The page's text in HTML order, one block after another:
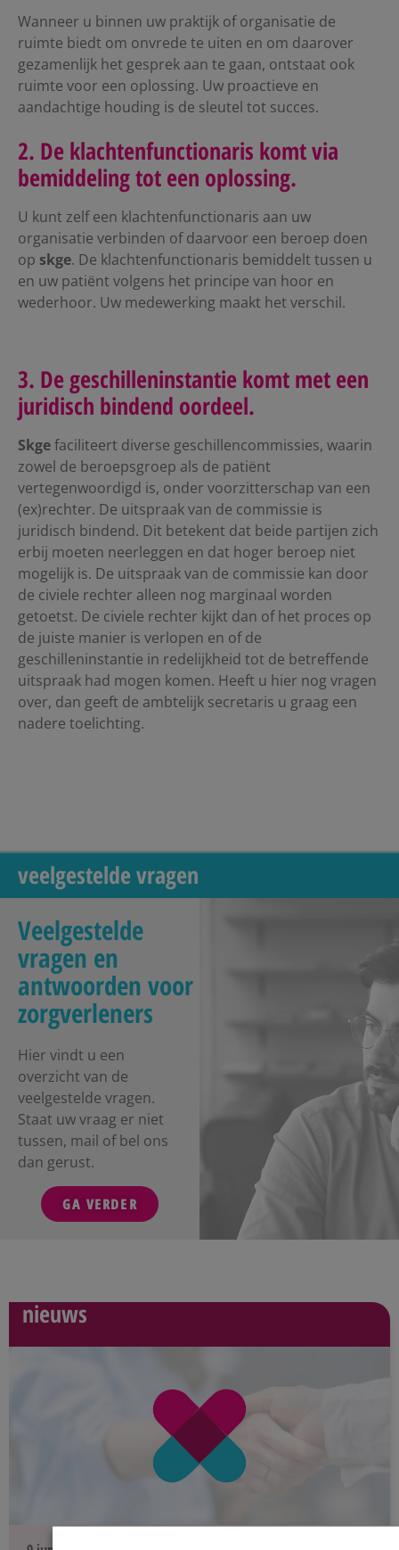
Wanneer u binnen uw praktijk of organisatie de
ruimte biedt om onvrede te uiten en om daarover
gezamenlijk het gesprek aan te gaan, ontstaat ook
ruimte voor een oplossing. Uw proactieve en
aandachtige houding is de sleutel tot succes.
2. De klachtenfunctionaris komt via
bemiddeling tot een oplossing.
U kunt zelf een klachtenfunctionaris aan uw
organisatie verbinden of daarvoor een beroep doen
op skge. De klachtenfunctionaris bemiddelt tussen u
en uw patiënt volgens het principe van hoor en
wederhoor. Uw medewerking maakt het verschil.
3. De geschilleninstantie komt met een
juridisch bindend oordeel.
Skgefaciliteert diverse geschillencommissies, waarin
zowel de beroepsgroep als de patiënt
vertegenwoordigd is, onder voorzitterschap van een
(ex)rechter. De uitspraak van de commissie is
juridisch bindend. Dit betekent dat beide partijen zich
erbij moeten neerleggen en dat hoger beroep niet
mogelijk is. De uitspraak van de commissie kan door
de civiele rechter alleen nog marginaal worden
getoetst. De civiele rechter kijkt dan of het proces op
de juiste manier is verlopen en of de
geschilleninstantie in redelijkheid tot de betreffende
uitspraak had mogen komen. Heeft u hier nog vragen
over, dan geeft de ambtelijk secretaris u graag een
nadere toelichting.
veelgestelde vragen
Veelgestelde
vragen en
antwoorden voor
zorgverleners
Hier vindt u een
overzicht van de
veelgestelde vragen.
Staat uw vraag er niet
tussen, mail of bel ons
dan gerust.
GA VERDER
nieuws